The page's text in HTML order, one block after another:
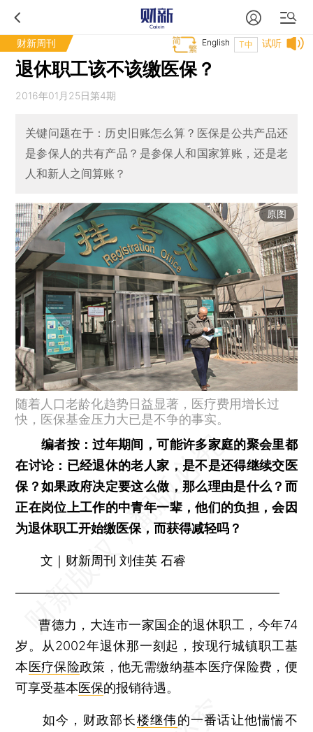
财新周刊 试听
T中
English
退休职工该不该缴医保？
2016年01月25日第4期
关键问题在于：历史旧账怎么算？医保是公共产品还
是参保人的共有产品？是参保人和国家算账，还是老
人和新人之间算账？
原图
随着人口老龄化趋势日益显著，医疗费用增长过
快，医保基金压力大已是不争的事实。
编者按：过年期间，可能许多家庭的聚会里都
在讨论：已经退休的老人家，是不是还得继续交医
保？如果政府决定要这么做，那么理由是什么？而
正在岗位上工作的中青年一辈，他们的负担，会因
为退休职工开始缴医保，而获得减轻吗？
文｜财新周刊 刘佳英 石睿
—————————————————————
曹德力，大连市一家国企的退休职工，今年74
岁。从2002年退休那一刻起，按现行城镇职工基
本医疗保险政策，他无需缴纳基本医疗保险费，便
可享受基本医保的报销待遇。
如今，财政部长楼继伟的一番话让他惴惴不